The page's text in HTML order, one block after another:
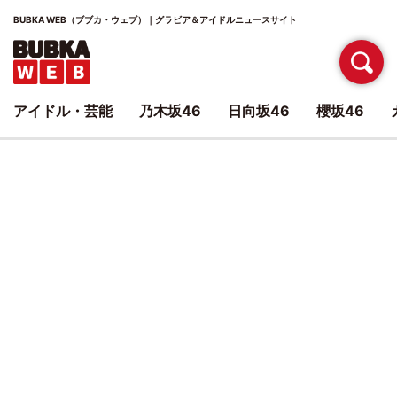
BUBKA WEB（ブブカ・ウェブ）｜グラビア＆アイドルニュースサイト
アイドル・芸能 乃木坂46 日向坂46 櫻坂46